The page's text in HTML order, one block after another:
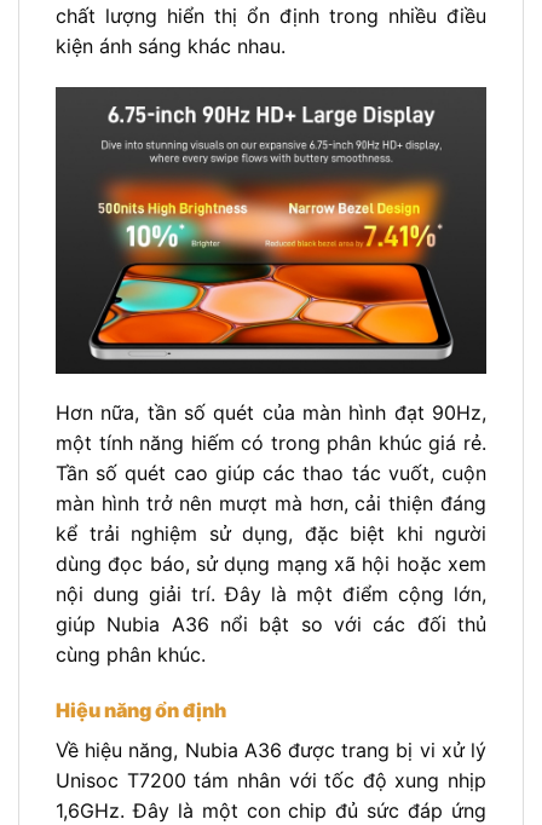
chất lượng hiển thị ổn định trong nhiều điều
kiện ánh sáng khác nhau.
Hơn nữa, tần số quét của màn hình đạt 90Hz,
một tính năng hiếm có trong phân khúc giá rẻ.
Tần số quét cao giúp các thao tác vuốt, cuộn
màn hình trở nên mượt mà hơn, cải thiện đáng
kể trải nghiệm sử dụng, đặc biệt khi người
dùng đọc báo, sử dụng mạng xã hội hoặc xem
nội dung giải trí. Đây là một điểm cộng lớn,
giúp Nubia A36 nổi bật so với các đối thủ
cùng phân khúc.
Hiệu năng ổn định
Về hiệu năng, Nubia A36 được trang bị vi xử lý
Unisoc T7200 tám nhân với tốc độ xung nhịp
1,6GHz. Đây là một con chip đủ sức đáp ứng